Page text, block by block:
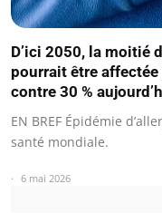
D’ici 2050, la moitié
pourrait être
contre 30 %
EN BREF Épidémie
santé mondiale.
6 mai 2026